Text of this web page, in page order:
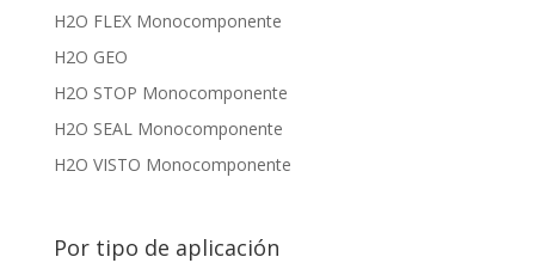
H2O FLEX Monocomponente
H2O GEO
H2O STOP Monocomponente
H2O SEAL Monocomponente
H2O VISTO Monocomponente
Por tipo de aplicación